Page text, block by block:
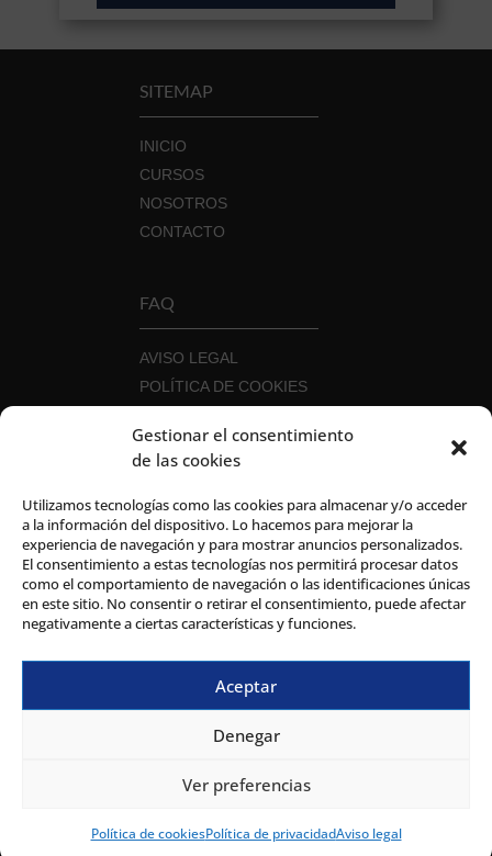
Gestionar el consentimiento
de las cookies
Utilizamos tecnologías como las cookies para almacenar y/o acceder
a la información del dispositivo. Lo hacemos para mejorar la
experiencia de navegación y para mostrar anuncios personalizados.
El consentimiento a estas tecnologías nos permitirá procesar datos
como el comportamiento de navegación o las identificaciones únicas
en este sitio. No consentir o retirar el consentimiento, puede afectar
negativamente a ciertas características y funciones.
Aceptar
Denegar
Ver preferencias
Política de cookiesPolítica de privacidadAviso legal
SITEMAP
INICIO
CURSOS
NOSOTROS
CONTACTO
FAQ
AVISO LEGAL
POLÍTICA DE COOKIES
POLÍTICA DE SEGURIDAD DE LA
INFORMACIÓN
CANAL DEL INFORMANTE
Todos los derechos reservados. © GRI 2022. –Aviso Legal